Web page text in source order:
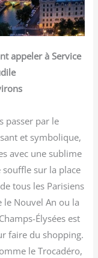
appeler à Service
passer par le
et symbolique,
avec une sublime
sur la place
tous les Parisiens
le Nouvel An ou la
Élysées est
faire du shopping.
le Trocadéro,